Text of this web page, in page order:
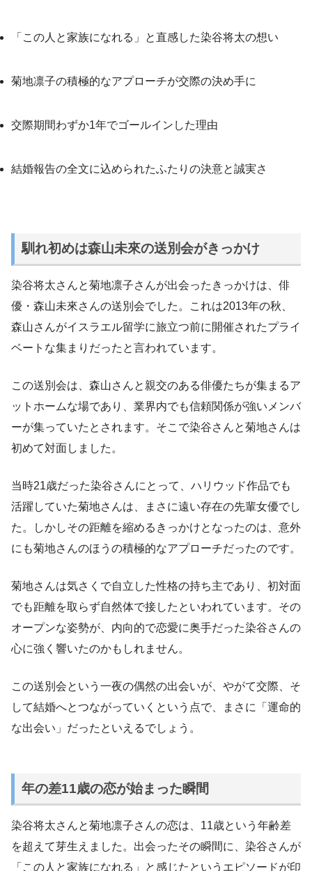
「この人と家族になれる」と直感した染谷将太の想い
菊地凛子の積極的なアプローチが交際の決め手に
交際期間わずか1年でゴールインした理由
結婚報告の全文に込められたふたりの決意と誠実さ
馴れ初めは森山未來の送別会がきっかけ
染谷将太さんと菊地凛子さんが出会ったきっかけは、俳
優・森山未來さんの送別会でした。これは2013年の秋、
森山さんがイスラエル留学に旅立つ前に開催されたプライ
ベートな集まりだったと言われています。
この送別会は、森山さんと親交のある俳優たちが集まるア
ットホームな場であり、業界内でも信頼関係が強いメンバ
ーが集っていたとされます。そこで染谷さんと菊地さんは
初めて対面しました。
当時21歳だった染谷さんにとって、ハリウッド作品でも
活躍していた菊地さんは、まさに遠い存在の先輩女優でし
た。しかしその距離を縮めるきっかけとなったのは、意外
にも菊地さんのほうの積極的なアプローチだったのです。
菊地さんは気さくで自立した性格の持ち主であり、初対面
でも距離を取らず自然体で接したといわれています。その
オープンな姿勢が、内向的で恋愛に奥手だった染谷さんの
心に強く響いたのかもしれません。
この送別会という一夜の偶然の出会いが、やがて交際、そ
して結婚へとつながっていくという点で、まさに「運命的
な出会い」だったといえるでしょう。
年の差11歳の恋が始まった瞬間
染谷将太さんと菊地凛子さんの恋は、11歳という年齢差
を超えて芽生えました。出会ったその瞬間に、染谷さんが
「この人と家族になれる」と感じたというエピソードが印